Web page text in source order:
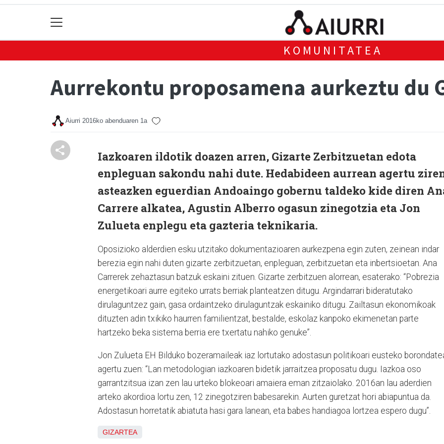
KOMUNITATEA
Aurrekontu proposamena aurkeztu du
Aiurri 2016ko abenduaren 1a
Iazkoaren ildotik doazen arren, Gizarte Zerbitzuetan edota
enpleguan sakondu nahi dute. Hedabideen aurrean agertu
asteazken eguerdian Andoaingo gobernu taldeko kide diren
Carrere alkatea, Agustin Alberro ogasun zinegotzia eta Jon
Zulueta enplegu eta gazteria teknikaria.
Oposizioko alderdien esku utzitako dokumentazioaren aurkezpena egin zuten, zeinean indar
berezia egin nahi duten gizarte zerbitzuetan, enpleguan, zerbitzuetan eta inbertsioetan. Ana
Carrerek zehaztasun batzuk eskaini zituen. Gizarte zerbitzuen alorrean, esaterako: “Pobrezia
energetikoari aurre egiteko urrats berriak planteatzen ditugu. Argindarrari bideratutako
dirulaguntzez gain, gasa ordaintzeko dirulaguntzak eskainiko ditugu. Zailtasun ekonomikoak
dituzten adin txikiko haurren familientzat, bestalde, eskolaz kanpoko ekimenetan parte
hartzeko beka sistema berria ere txertatu nahiko genuke”.
Jon Zulueta EH Bilduko bozeramaileak iaz lortutako adostasun politikoari eusteko
agertu zuen: “Lan metodologian iazkoaren bidetik jarraitzea proposatu dugu. Iazkoa oso
garrantzitsua izan zen lau urteko blokeoari amaiera eman zitzaiolako. 2016an lau aderdien
arteko akordioa lortu zen, 12 zinegotziren babesarekin. Aurten guretzat hori abiapuntua da.
Adostasun horretatik abiatuta hasi gara lanean, eta babes handiagoa lortzea espero dugu”.
GIZARTEA